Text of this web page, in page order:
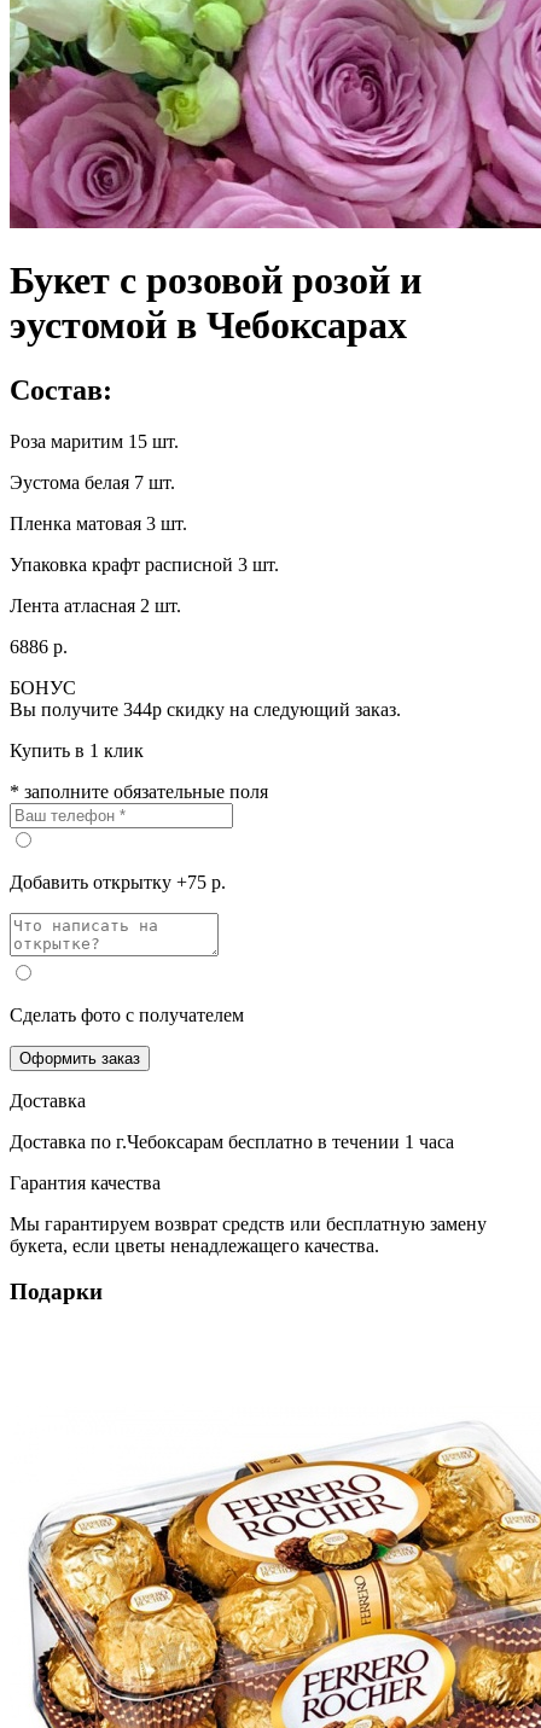
Букет с розовой розой и
эустомой в Чебоксарах
Состав:
Роза маритим 15 шт.
Эустома белая 7 шт.
Пленка матовая 3 шт.
Упаковка крафт расписной 3 шт.
Лента атласная 2 шт.
6886 р.
БОНУС
Вы получите 344р скидку на следующий заказ.
Купить в 1 клик
* заполните обязательные поля
Добавить открытку +75 р.
Сделать фото с получателем
Оформить заказ
Доставка
Доставка по г.Чебоксарам бесплатно в течении 1 часа
Гарантия качества
Мы гарантируем возврат средств или бесплатную замену
букета, если цветы ненадлежащего качества.
Подарки